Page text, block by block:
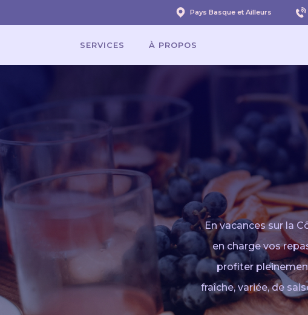
Pays Basque et Ailleurs
SERVICES À PROPOS
En vacances sur la
en charge vos
profiter
fraîche, variée, de